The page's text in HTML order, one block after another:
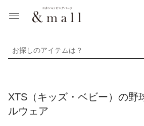
お探しのアイテムは？
XTS（キッズ・ベビー）の野
ルウェア